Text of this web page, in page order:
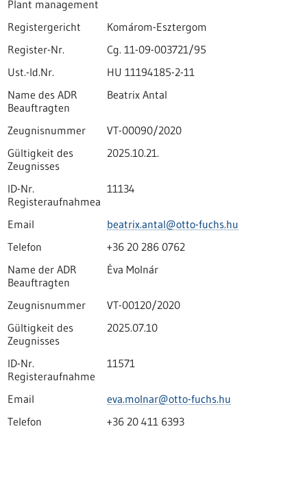
Plant management
Registergericht
Komárom-Esztergom
Register-Nr.
Cg. 11-09-003721/95
Ust.-Id.Nr.
HU 11194185-2-11
Name des ADR
Beauftragten
Beatrix Antal
Zeugnisnummer
VT-00090/2020
Gültigkeit des
Zeugnisses
2025.10.21.
ID-Nr.
Registeraufnahmea
11134
Email
beatrix.antal@otto-fuchs.hu
Telefon
+36 20 286 0762
Name der ADR
Beauftragten
Éva Molnár
Zeugnisnummer
VT-00120/2020
Gültigkeit des
Zeugnisses
2025.07.10
ID-Nr.
Registeraufnahme
11571
Email
eva.molnar@otto-fuchs.hu
Telefon
+36 20 411 6393